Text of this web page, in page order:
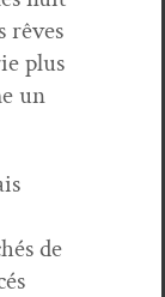
rêves
plus
un
de